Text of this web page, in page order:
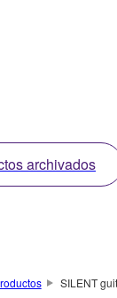
archivados
SILENT